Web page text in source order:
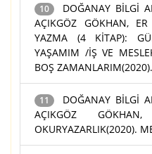
10
DOĞANAY BİLGİ
AÇIKGÖZ GÖKHAN,
YAZMA (4 KİTAP):
YAŞAMIM /İŞ VE
BOŞ
11
DOĞANAY BİLGİ
AÇIKGÖZ
OKURYAZARLIK(2020).